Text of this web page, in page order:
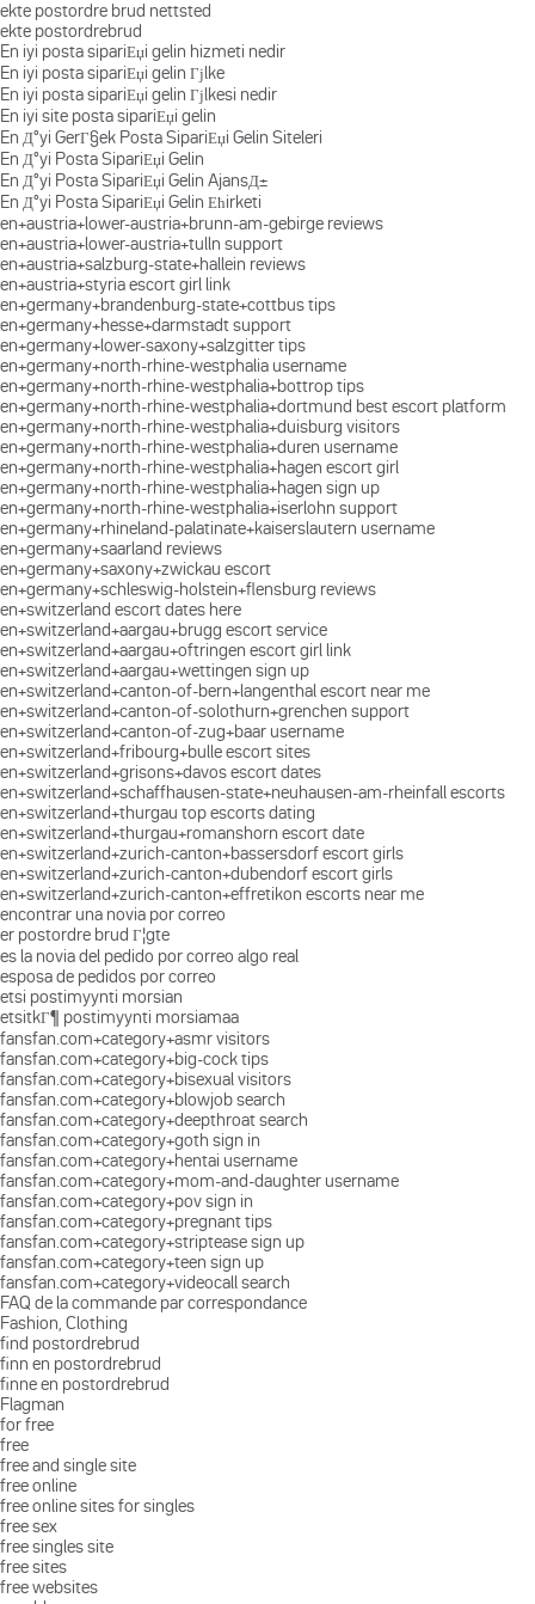
ekte postordre brud nettsted
ekte postordrebrud
En iyi posta sipariЕџi gelin hizmeti nedir
En iyi posta sipariЕџi gelin Гјlke
En iyi posta sipariЕџi gelin Гјlkesi nedir
En iyi site posta sipariЕџi gelin
En Д°yi GerГ§ek Posta SipariЕџi Gelin Siteleri
En Д°yi Posta SipariЕџi Gelin
En Д°yi Posta SipariЕџi Gelin AjansД±
En Д°yi Posta SipariЕџi Gelin Ећirketi
en+austria+lower-austria+brunn-am-gebirge reviews
en+austria+lower-austria+tulln support
en+austria+salzburg-state+hallein reviews
en+austria+styria escort girl link
en+germany+brandenburg-state+cottbus tips
en+germany+hesse+darmstadt support
en+germany+lower-saxony+salzgitter tips
en+germany+north-rhine-westphalia username
en+germany+north-rhine-westphalia+bottrop tips
en+germany+north-rhine-westphalia+dortmund best escort platform
en+germany+north-rhine-westphalia+duisburg visitors
en+germany+north-rhine-westphalia+duren username
en+germany+north-rhine-westphalia+hagen escort girl
en+germany+north-rhine-westphalia+hagen sign up
en+germany+north-rhine-westphalia+iserlohn support
en+germany+rhineland-palatinate+kaiserslautern username
en+germany+saarland reviews
en+germany+saxony+zwickau escort
en+germany+schleswig-holstein+flensburg reviews
en+switzerland escort dates here
en+switzerland+aargau+brugg escort service
en+switzerland+aargau+oftringen escort girl link
en+switzerland+aargau+wettingen sign up
en+switzerland+canton-of-bern+langenthal escort near me
en+switzerland+canton-of-solothurn+grenchen support
en+switzerland+canton-of-zug+baar username
en+switzerland+fribourg+bulle escort sites
en+switzerland+grisons+davos escort dates
en+switzerland+schaffhausen-state+neuhausen-am-rheinfall escorts
en+switzerland+thurgau top escorts dating
en+switzerland+thurgau+romanshorn escort date
en+switzerland+zurich-canton+bassersdorf escort girls
en+switzerland+zurich-canton+dubendorf escort girls
en+switzerland+zurich-canton+effretikon escorts near me
encontrar una novia por correo
er postordre brud Г¦gte
es la novia del pedido por correo algo real
esposa de pedidos por correo
etsi postimyynti morsian
etsitkГ¶ postimyynti morsiamaa
fansfan.com+category+asmr visitors
fansfan.com+category+big-cock tips
fansfan.com+category+bisexual visitors
fansfan.com+category+blowjob search
fansfan.com+category+deepthroat search
fansfan.com+category+goth sign in
fansfan.com+category+hentai username
fansfan.com+category+mom-and-daughter username
fansfan.com+category+pov sign in
fansfan.com+category+pregnant tips
fansfan.com+category+striptease sign up
fansfan.com+category+teen sign up
fansfan.com+category+videocall search
FAQ de la commande par correspondance
Fashion, Clothing
find postordrebrud
finn en postordrebrud
finne en postordrebrud
Flagman
for free
free
free and single site
free online
free online sites for singles
free sex
free singles site
free sites
free websites